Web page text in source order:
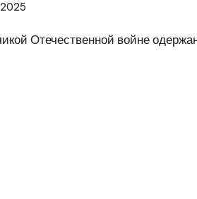
Отечественной войне